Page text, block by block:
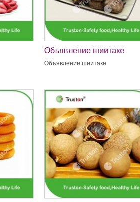
Объявление шиитаке
Объявление шиитаке